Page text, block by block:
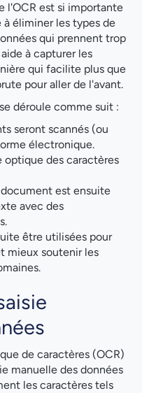
l'OCR est si importante
éliminer les types de
qui prennent trop
à capturer les
qui facilite plus que
pour aller de l'avant.
déroule comme suit :
seront scannés (ou
électronique.
optique des caractères
est ensuite
avec des
être utilisées pour
mieux soutenir les
de caractères (OCR)
manuelle des données
les caractères tels